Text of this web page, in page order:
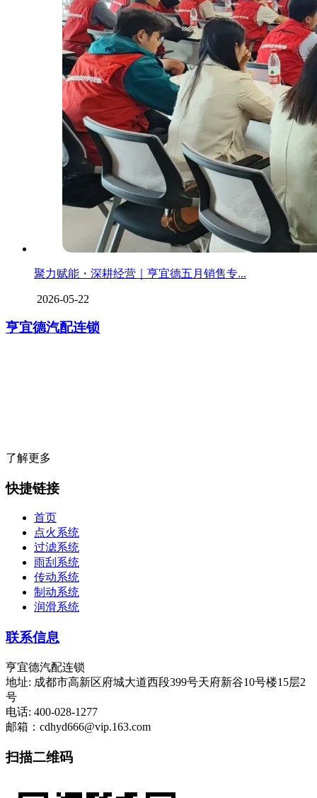
聚力赋能・深耕经营｜亨宜德五月销售专...
2026-05-22
亨宜德汽配连锁
了解更多
快捷链接
首页
点火系统
过滤系统
雨刮系统
传动系统
制动系统
润滑系统
联系信息
亨宜德汽配连锁
地址: 成都市高新区府城大道西段399号天府新谷10号楼15层2
号
电话: 400-028-1277
邮箱：cdhyd666@vip.163.com
扫描二维码